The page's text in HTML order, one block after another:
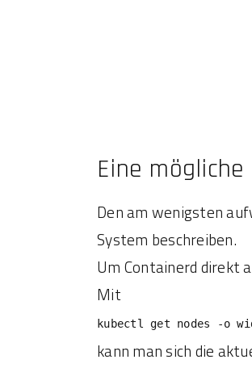
Eine
Den am wenigsten
System beschreiben.
Um Containerd direkt
Mit
kubectl get nodes -o
kann man sich die